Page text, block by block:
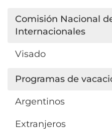
Comisión Nacional
Internacionales
Visado
Programas de
Argentinos
Extranjeros